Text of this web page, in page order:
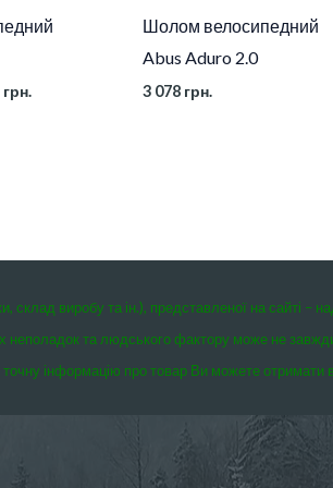
грн.
Шолом велосипедний
Abus Aduro 2.0
3 078 грн.
склад виробу та ін.), представленої на сайті
неполадок та людського фактору може не
точну інформацію про товар Ви можете отримати